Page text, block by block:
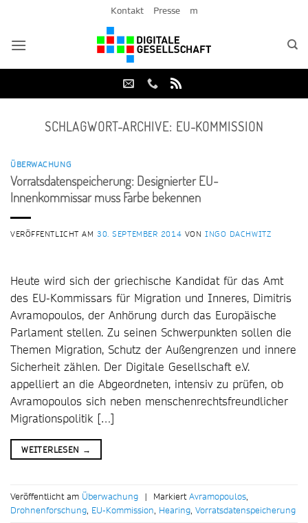
springen
Kontakt Presse m
SCHLAGWORT-ARCHIVE: EU-KOMMISSION
ÜBERWACHUNG
Vorratsdatenspeicherung: Designierter EU-
Innenkommissar muss Farbe bekennen
VERÖFFENTLICHT AM30. SEPTEMBER 2014 VON INGO DACHWITZ
Heute wird sich der griechische Kandidat für das Amt
des EU-Kommissars für Migration und Inneres, Dimitris
Avramopoulos, der Anhörung durch das Europäische
Parlament stellen. Zu seinen Schwerpunkten sollen die
Themen Migration, Schutz der Außengrenzen und innere
Sicherheit zählen. Der Digitale Gesellschaft e.V.
appelliert an die Abgeordneten, intensiv zu prüfen, ob
Avramopoulos sich neben menschenrechtsfreundlicher
Migrationspolitik […]
WEITERLESEN →
Veröffentlicht am Überwachung | MarkiertAvramopoulos,
Drohnenforschung, EU-Kommission, Hearing, Vorratsdatenspeicherung